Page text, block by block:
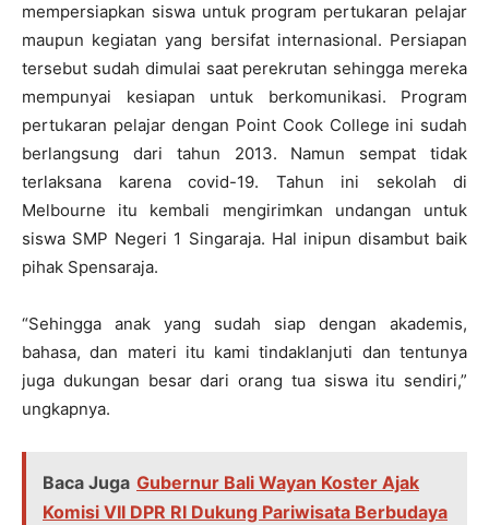
mempersiapkan siswa untuk program pertukaran pelajar
maupun kegiatan yang bersifat internasional. Persiapan
tersebut sudah dimulai saat perekrutan sehingga mereka
mempunyai kesiapan untuk berkomunikasi. Program
pertukaran pelajar dengan Point Cook College ini sudah
berlangsung dari tahun 2013. Namun sempat tidak
terlaksana karena covid-19. Tahun ini sekolah di
Melbourne itu kembali mengirimkan undangan untuk
siswa SMP Negeri 1 Singaraja. Hal inipun disambut baik
pihak Spensaraja.
“Sehingga anak yang sudah siap dengan akademis,
bahasa, dan materi itu kami tindaklanjuti dan tentunya
juga dukungan besar dari orang tua siswa itu sendiri,”
ungkapnya.
Baca Juga Gubernur Bali Wayan Koster Ajak
Komisi VII DPR RI Dukung Pariwisata Berbudaya